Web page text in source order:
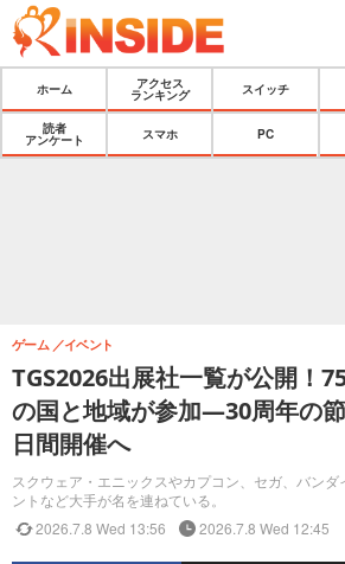
ホーム
アクセス
ランキング
スイッチ
読者
アンケート
スマホ PC
TGS2026出展社一覧が公開！
の国と地域が参加―30周年の
日間開催へ
スクウェア・エニックスやカプコン、セガ、バン
ントなど大手が名を連ねている。
ゲーム イベント
2026.7.8 Wed 13:56 2026.7.8 Wed 12:45